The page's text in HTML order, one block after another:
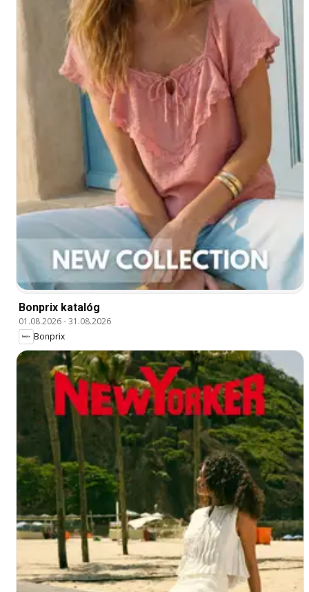
Bonprix katalóg
01.08.2026-31.08.2026
Bonprix